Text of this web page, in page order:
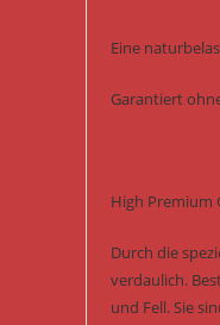
Eine
Garantiert
High Premium
Durch die
verdaulich.
und Fell. Sie